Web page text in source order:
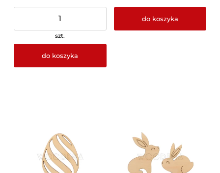
szt.
do koszyka
do koszyka